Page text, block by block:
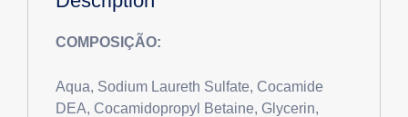
COMPOSIÇÃO:
Aqua, Sodium Laureth Sulfate, Cocamide
DEA, Cocamidopropyl Betaine, Glycerin,